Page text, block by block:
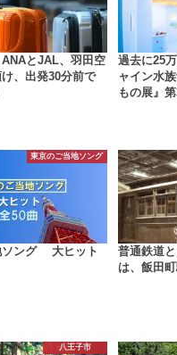
ANAとJAL、羽田空
、出発30分前で
過去に25
ャイン水
もの展』
東京のご当地ソング
ソング 大ヒット
普通鉄道
は、飯田
八王子市